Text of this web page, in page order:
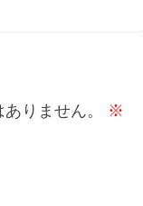
りません。
※